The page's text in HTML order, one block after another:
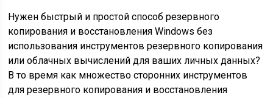
Нужен быстрый и простой способ резервного
копирования и восстановления Windows без
использования инструментов резервного копирования
или облачных вычислений для ваших личных данных?
В то время как множество сторонних инструментов
для резервного копирования и восстановления